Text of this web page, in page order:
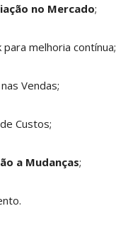
no Mercado;
para melhoria contínua;
Vendas;
Custos;
a Mudanças;